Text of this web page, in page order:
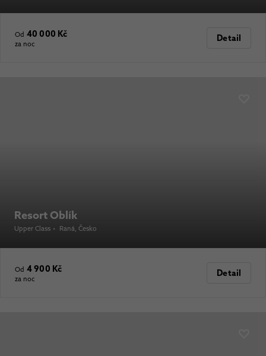
Od 40 000 Kč
za noc
Detail
Resort Oblík
Upper Class • Raná, Česko
Od 4 900 Kč
za noc
Detail